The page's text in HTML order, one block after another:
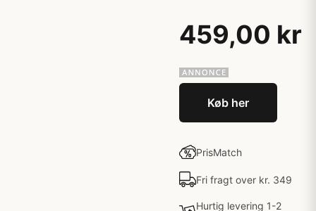
459,00 kr
Køb her
PrisMatch
Fri fragt over kr. 349
Hurtig levering 1-2